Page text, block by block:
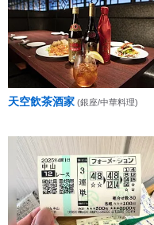
天空飲茶酒家 (銀座/中華料理)